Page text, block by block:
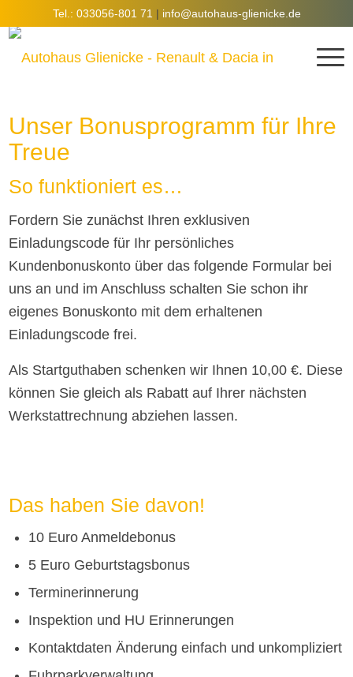
Tel.: 033056-801 71 | info@autohaus-glienicke.de
Unser Bonusprogramm für Ihre
Treue
So funktioniert es…
Fordern Sie zunächst Ihren exklusiven
Einladungscode für Ihr persönliches
Kundenbonuskonto über das folgende Formular bei
uns an und im Anschluss schalten Sie schon ihr
eigenes Bonuskonto mit dem erhaltenen
Einladungscode frei.
Als Startguthaben schenken wir Ihnen 10,00 €. Diese
können Sie gleich als Rabatt auf Ihrer nächsten
Werkstattrechnung abziehen lassen.
Das haben Sie davon!
10 Euro Anmeldebonus
5 Euro Geburtstagsbonus
Terminerinnerung
Inspektion und HU Erinnerungen
Kontaktdaten Änderung einfach und unkompliziert